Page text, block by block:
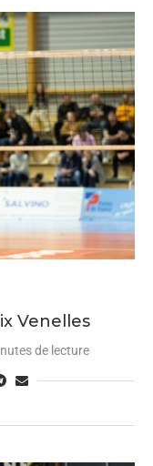
Venelles
de lecture